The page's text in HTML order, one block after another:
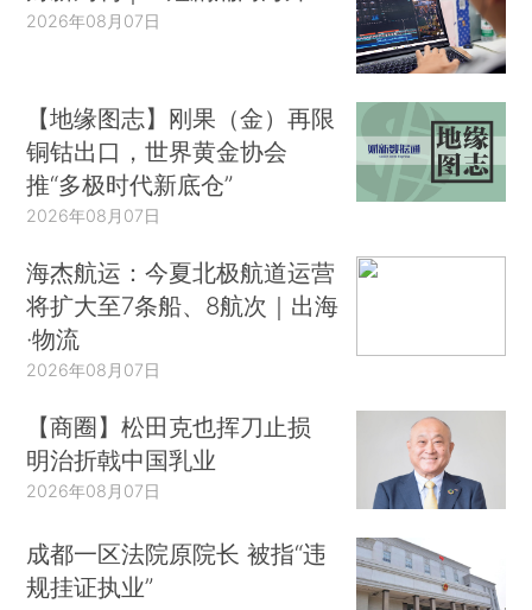
2026年08月07日
【地缘图志】刚果（金）再限
铜钴出口，世界黄金协会
推“多极时代新底仓”
2026年08月07日
海杰航运：今夏北极航道运营
将扩大至7条船、8航次｜出海
·物流
2026年08月07日
【商圈】松田克也挥刀止损
明治折戟中国乳业
2026年08月07日
成都一区法院原院长 被指“违
规挂证执业”